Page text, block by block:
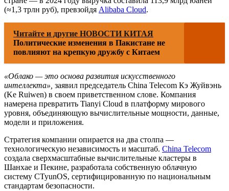
(≈1,3 трлн руб), превзойдя Alibaba Cloud.
Читайте и другие НОВОСТИ КИТАЯ
Политические изменения в Пакистане не
повлияют на крепкую дружбу с Китаем
«Облако — это основа развития искусственного
интеллекта», заявил председатель China Telecom Кэ Жуйвэнь
(Ke Ruiwen) в своем приветственном слове. Компания
намерена превратить Tianyi Cloud в платформу мирового
уровня, объединяющую вычислительные мощности, данные,
модели и приложения.
Стратегия компании опирается на два столпа —
технологическую независимость и масштаб. China Telecom
создала сверхмасштабные вычислительные кластеры в
Шанхае и Пекине, разработала собственную облачную
систему CTyunOS, сертифицированную по национальным
стандартам безопасности.